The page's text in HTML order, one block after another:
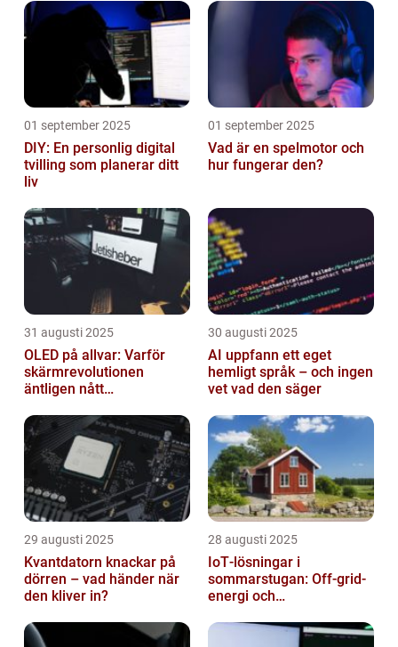
01 september 2025
DIY: En personlig digital
tvilling som planerar ditt
liv
01 september 2025
Vad är en spelmotor och
hur fungerar den?
31 augusti 2025
OLED på allvar: Varför
skärmrevolutionen
äntligen nått
30 augusti 2025
AI uppfann ett eget
hemligt språk – och ingen
vet vad den säger
29 augusti 2025
Kvantdatorn knackar på
dörren – vad händer när
den kliver in?
28 augusti 2025
IoT‑lösningar i
sommarstugan: Off‑grid-
energi och